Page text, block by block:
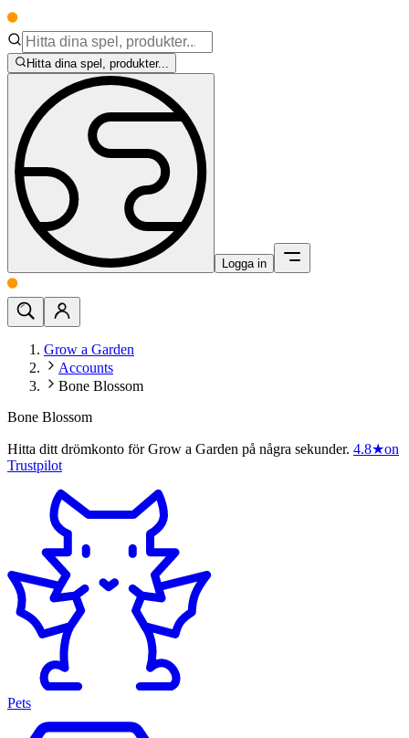
Hitta dina spel, produkter...
Logga in
Grow a Garden
Accounts
Bone Blossom
Bone Blossom
Hitta ditt drömkonto för Grow a Garden på några sekunder. 4.8★on
Trustpilot
Pets